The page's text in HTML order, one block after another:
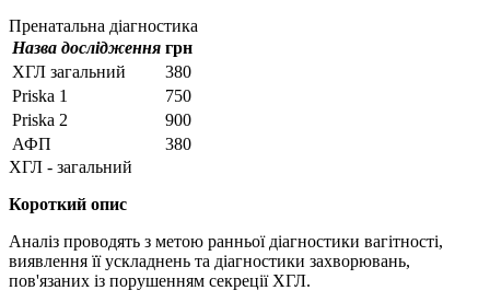
Пренатальна діагностика
Назва дослідження грн
ХГЛ загальний
380
Priska 1
750
Priska 2
900
АФП
380
ХГЛ - загальний
Короткий опис
Аналіз проводять з метою ранньої діагностики вагітності,
виявлення її ускладнень та діагностики захворювань,
пов'язаних із порушенням секреції ХГЛ.